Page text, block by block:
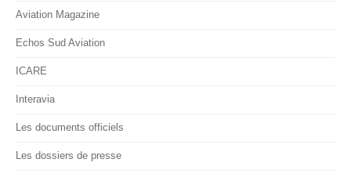
Aviation Magazine
Echos Sud Aviation
ICARE
Interavia
Les documents officiels
Les dossiers de presse